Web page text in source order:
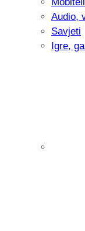
Audio,
Savjeti
Igre,